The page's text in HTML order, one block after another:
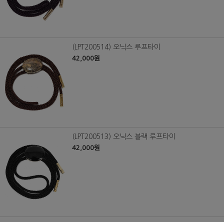
(LPT200514) 오닉스 루프타이
42,000원
(LPT200513) 오닉스 블랙 루프타이
42,000원